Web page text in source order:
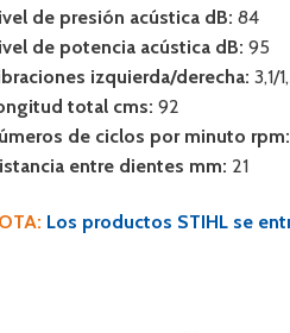
de presión acústica dB: 84
de potencia acústica dB: 95
izquierda/derecha: 3,1/
total cms: 92
de ciclos por minuto rpm:
entre dientes mm: 21
Los productos STIHL se